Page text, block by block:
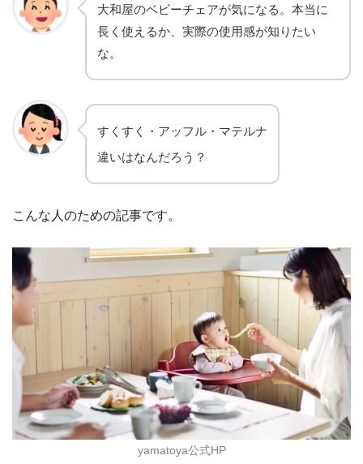
大和屋のベビーチェアが気になる。本当に
長く使えるか、実際の使用感が知りたい
な。
すくすく・アッフル・マテルナ
違いはなんだろう？
こんな人のための記事です。
yamatoya公式HP